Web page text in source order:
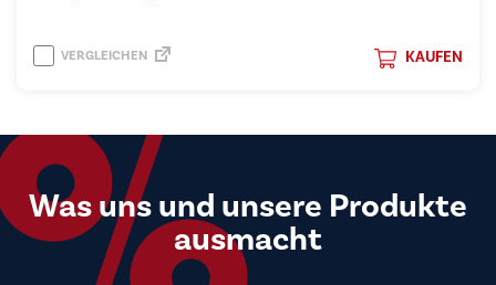
KAUFEN
VERGLEICHEN
Was uns und unsere Produkte
ausmacht